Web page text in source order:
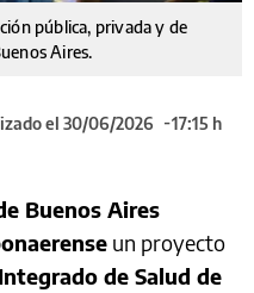
pública, privada y de
Aires.
el 30/06/2026
17:15 h
Buenos Aires
un proyecto
de Salud de